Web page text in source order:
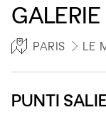
PARIS LE
PUNTI